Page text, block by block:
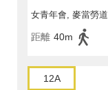
女青年會, 麥當勞道
距離 40m
12A